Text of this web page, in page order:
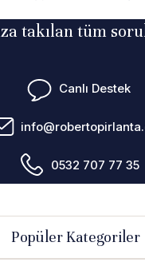
takılan tüm
Canlı Destek
0532 707 77 35
Popüler Kategoriler